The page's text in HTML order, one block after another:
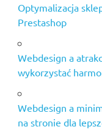
Optymalizacja
Prestashop
Webdesign a
wykorzystać
Webdesign a
na stronie dla